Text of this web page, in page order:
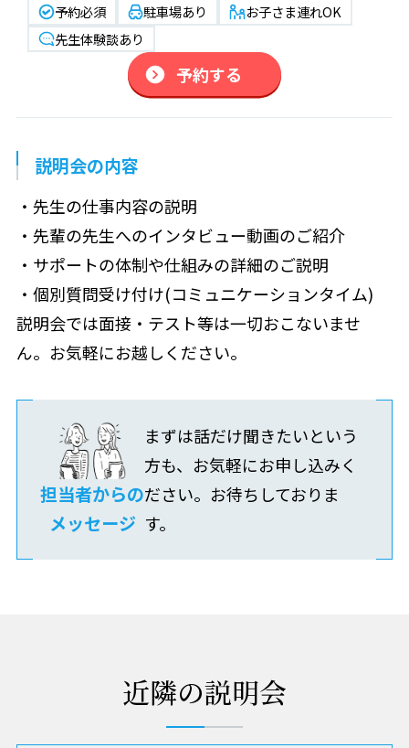
予約必須 駐車場あり
お子さま連れOK
先生体験談あり
予約する
説明会の内容
・先生の仕事内容の説明
・先輩の先生へのインタビュー動画のご紹介
・サポートの体制や仕組みの詳細のご説明
・個別質問受け付け(コミュニケーションタイム)
説明会では面接・テスト等は一切おこないませ
ん。お気軽にお越しください。
担当者からの
メッセージ
まずは話だけ聞きたいという
方も、お気軽にお申し込みく
ださい。お待ちしておりま
す。
近隣の説明会